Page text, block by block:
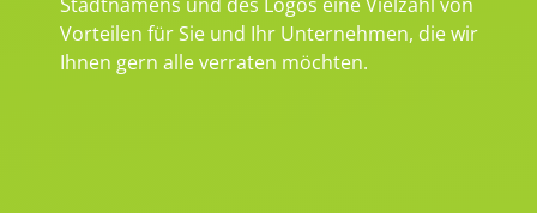
Vorteilen für Sie und Ihr Unternehmen, die wir
Ihnen gern alle verraten möchten.